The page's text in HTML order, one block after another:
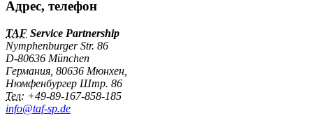
Адрес, телефон
TAF Service Partnership
Nymphenburger Str. 86
D-80636 München
Германия 80636 Мюнхен
Нюмфенбургер Штр. 86
Тел: +49-89-167-858-185
info@taf-sp.de